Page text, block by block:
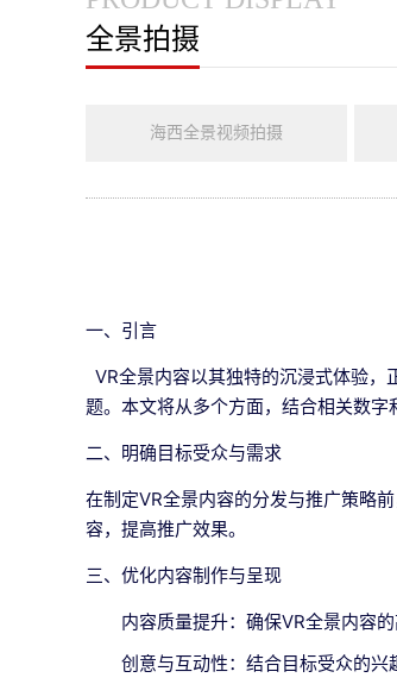
全景拍摄
海西全景视频拍摄
一、引言
VR全景内容以其独特的沉浸式体验
题。本文将从多个方面，结合相关数字
二、明确目标受众与需求
在制定VR全景内容的分发与推广策略
容，提高推广效果。
三、优化内容制作与呈现
内容质量提升：确保VR全景内容
创意与互动性：结合目标受众的兴